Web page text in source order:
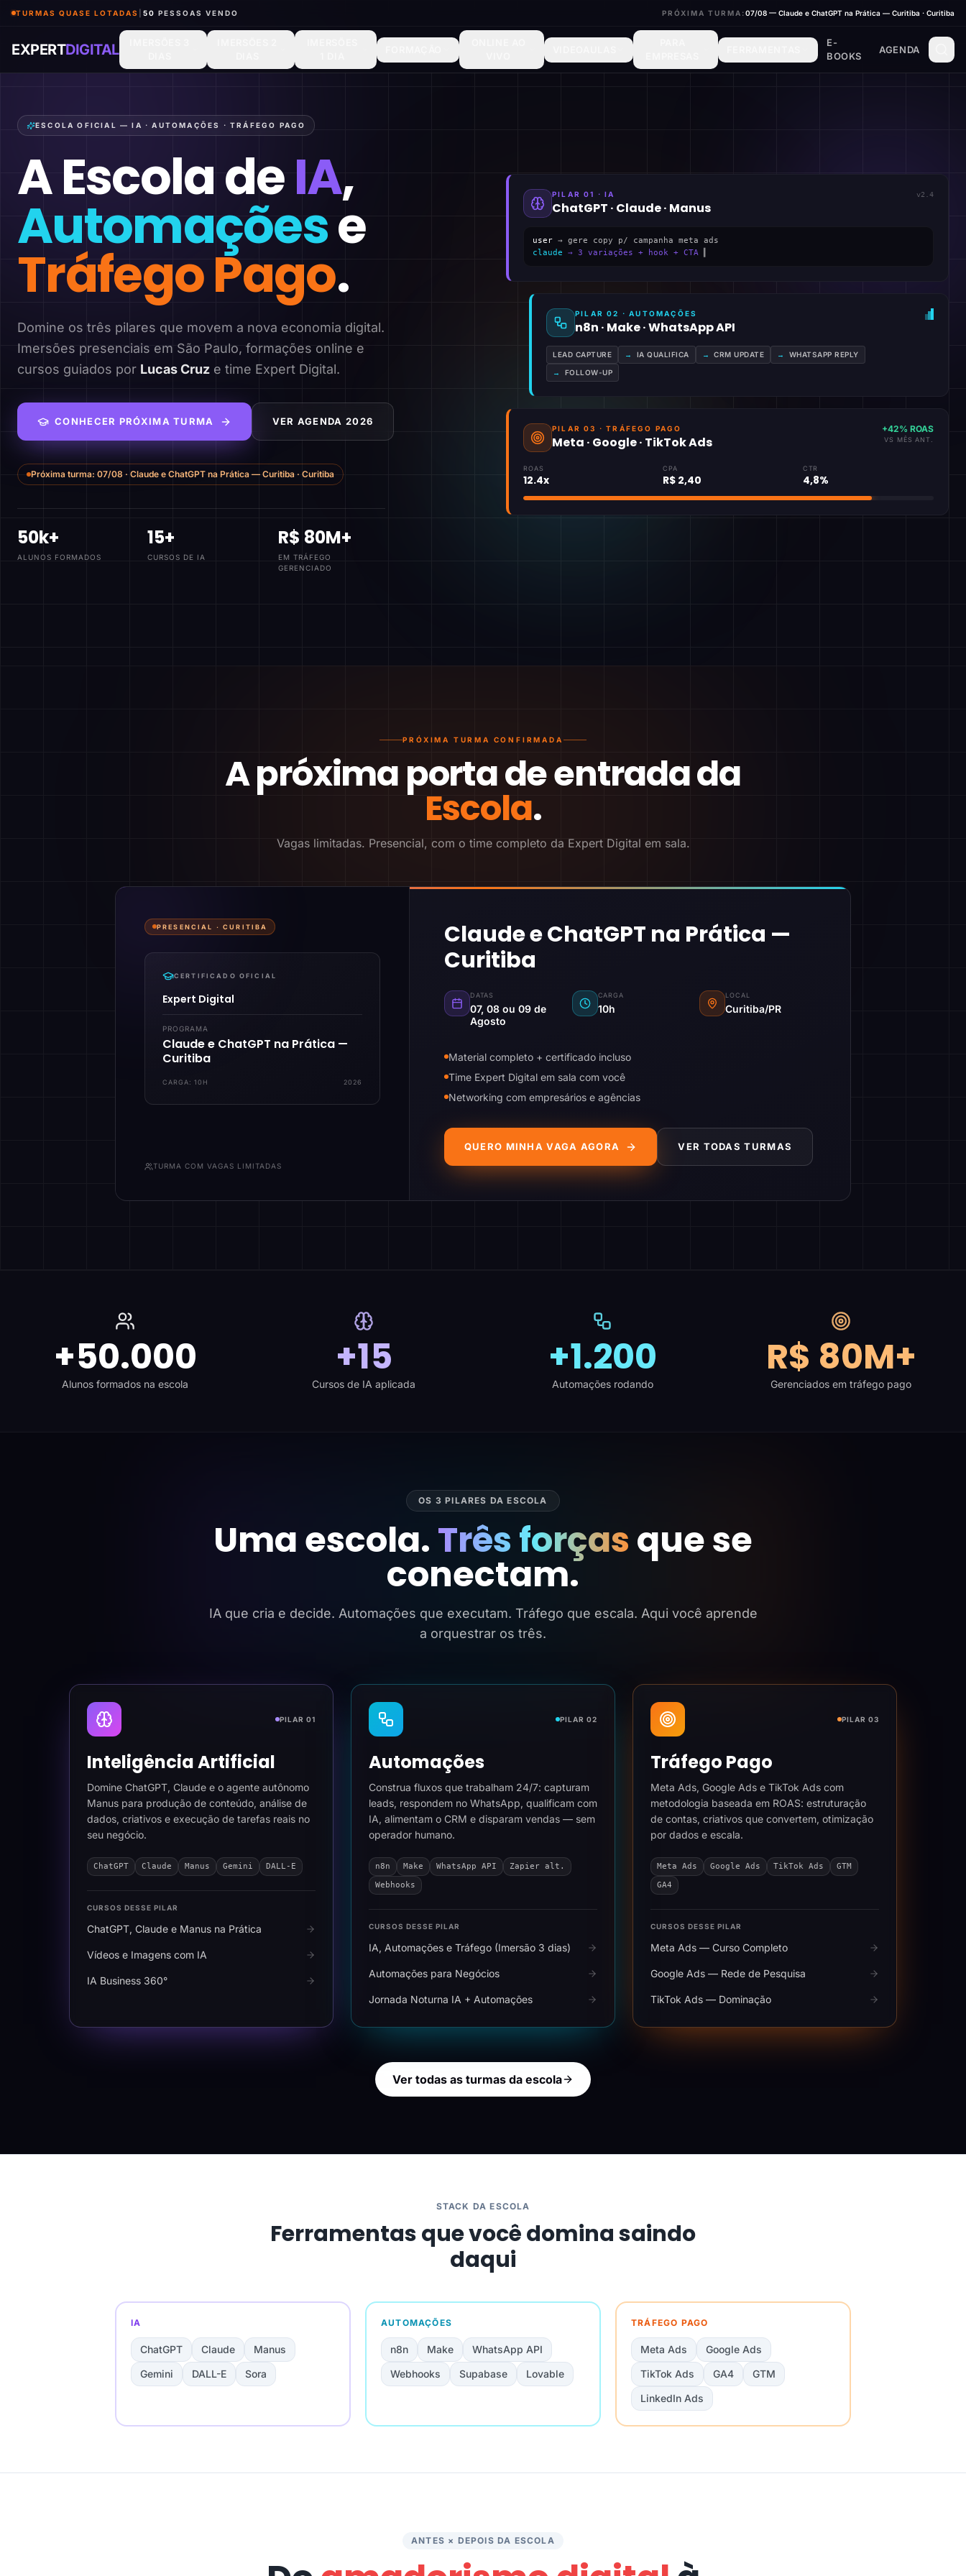
TURMAS QUASE LOTADAS 50 PESSOAS VENDO PRÓXIMA TURMA:07/08 — Claude e ChatGPT na Prática — Curitiba · Curitiba
EXPERTDIGITAL
E-
BOOKS
AGENDA
ESCOLA OFICIAL — IA · AUTOMAÇÕES · TRÁFEGO PAGO
A Escola deIA,
Automaçõese
Tráfego Pago.
Domine os três pilares que movem a nova economia digital.
Imersões presenciais em São Paulo, formações online e
cursos guiados por Lucas Cruz e time Expert Digital.
CONHECER PRÓXIMA TURMA VER AGENDA 2026
Próxima turma: 07/08 · Claude e ChatGPT na Prática — Curitiba · Curitiba
50k+
ALUNOS FORMADOS
15+
CURSOS DE IA
R$ 80M+
EM TRÁFEGO
GERENCIADO
PILAR 01 · IA
ChatGPT · Claude · Manus
v2.4
user → gere copy p/ campanha meta ads
claude → 3 variações + hook + CTA
PILAR 02 · AUTOMAÇÕES
n8n · Make · WhatsApp API
LEAD CAPTURE → IA QUALIFICA → CRM UPDATE → WHATSAPP REPLY
→ FOLLOW-UP
PILAR 03 · TRÁFEGO PAGO
Meta · Google · TikTok Ads
+42% ROAS
VS MÊS ANT.
ROAS
12.4x
CPA
R$ 2,40
CTR
4,8%
PRÓXIMA TURMA CONFIRMADA
A próxima porta de entrada da
Escola.
Vagas limitadas. Presencial, com o time completo da Expert Digital em sala.
PRESENCIAL ·CURITIBA
CERTIFICADO OFICIAL
Expert Digital
PROGRAMA
Claude e ChatGPT na Prática —
Curitiba
CARGA:10H 2026
TURMA COM VAGAS LIMITADAS
Claude e ChatGPT na Prática —
Curitiba
DATAS
07, 08 ou 09 de
Agosto
CARGA
10h
LOCAL
Curitiba/PR
Material completo + certificado incluso
Time Expert Digital em sala com você
Networking com empresários e agências
QUERO MINHA VAGA AGORA VER TODAS TURMAS
+50.000
Alunos formados na escola
+15
Cursos de IA aplicada
+1.200
Automações rodando
R$ 80M+
Gerenciados em tráfego pago
OS 3 PILARES DA ESCOLA
Uma escola.Três forçasque se
conectam.
IA que cria e decide. Automações que executam. Tráfego que escala. Aqui você aprende
a orquestrar os três.
PILAR 01
Inteligência Artificial
Domine ChatGPT, Claude e o agente autônomo
Manus para produção de conteúdo, análise de
dados, criativos e execução de tarefas reais no
seu negócio.
ChatGPT Claude Manus Gemini DALL-E
CURSOS DESSE PILAR
ChatGPT, Claude e Manus na Prática
Vídeos e Imagens com IA
IA Business 360°
PILAR 02
Automações
Construa fluxos que trabalham 24/7: capturam
leads, respondem no WhatsApp, qualificam com
IA, alimentam o CRM e disparam vendas — sem
operador humano.
n8n Make WhatsApp API
Zapier alt.
Webhooks
CURSOS DESSE PILAR
IA, Automações e Tráfego (Imersão 3 dias)
Automações para Negócios
Jornada Noturna IA + Automações
PILAR 03
Tráfego Pago
Meta Ads, Google Ads e TikTok Ads com
metodologia baseada em ROAS: estruturação
de contas, criativos que convertem, otimização
por dados e escala.
Meta Ads Google Ads TikTok Ads
GTM
GA4
CURSOS DESSE PILAR
Meta Ads — Curso Completo
Google Ads — Rede de Pesquisa
TikTok Ads — Dominação
Ver todas as turmas da escola
STACK DA ESCOLA
Ferramentas que você domina saindo
daqui
IA
ChatGPT Claude
Manus
Gemini
DALL-E Sora
AUTOMAÇÕES
n8n Make
WhatsApp API
Webhooks
Supabase Lovable
TRÁFEGO PAGO
Meta Ads
Google Ads
TikTok Ads
GA4
GTM
LinkedIn Ads
ANTES × DEPOIS DA ESCOLA